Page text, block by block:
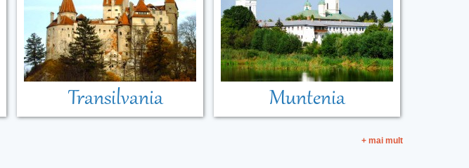
Transilvania Muntenia
+ mai mult